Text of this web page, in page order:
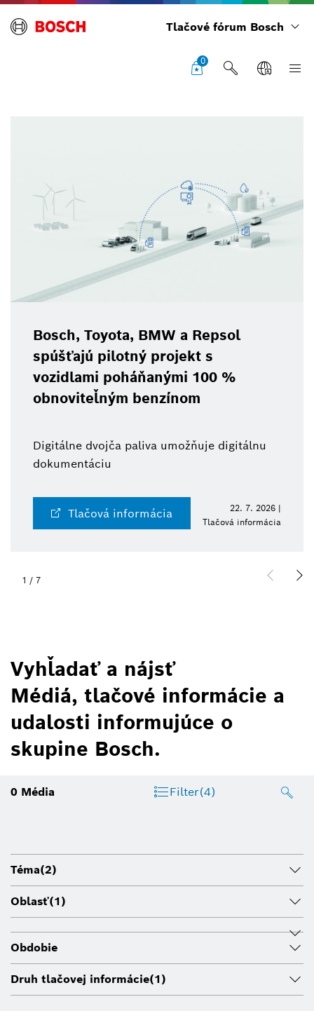
Tlačové fórum Bosch
0
Bosch, Toyota, BMW a Repsol
spúšťajú pilotný projekt s
vozidlami poháňanými 100 %
obnoviteľným benzínom
Digitálne dvojča paliva umožňuje digitálnu
dokumentáciu
Tlačová informácia
22. 7. 2026 |
Tlačová informácia
1 / 7
Vyhľadať a nájsť
Médiá, tlačové informácie a
udalosti informujúce o
skupine Bosch.
0 Média Filter(4)
Téma(2)
Oblasť(1)
Obdobie
Druh tlačovej informácie(1)